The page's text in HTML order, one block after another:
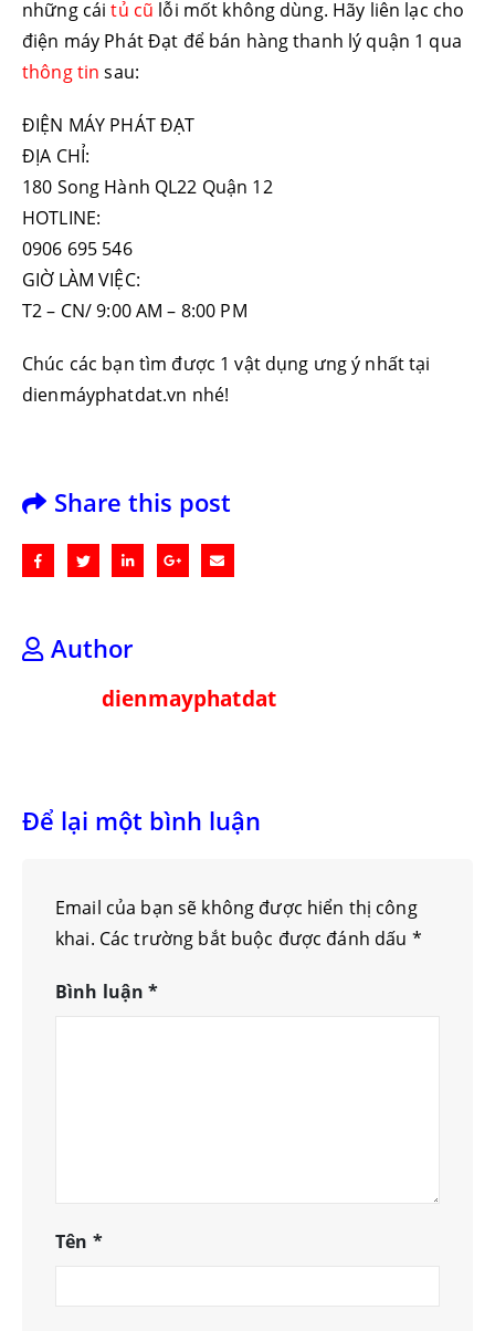
những cáitủ cũ lỗi mốt không dùng. Hãy liên lạc cho
điện máy Phát Đạt để bán hàng thanh lý quận 1 qua
thông tin sau:
ĐIỆN MÁY PHÁT ĐẠT
ĐỊA CHỈ:
180 Song Hành QL22 Quận 12
HOTLINE:
0906 695 546
GIỜ LÀM VIỆC:
T2 – CN/ 9:00 AM – 8:00 PM
Chúc các bạn tìm được 1 vật dụng ưng ý nhất tại
dienmáyphatdat.vn nhé!
Share this post
Author
dienmayphatdat
Để lại một bình luận
Email của bạn sẽ không được hiển thị công
khai. Các trường bắt buộc được đánh dấu *
Bình luận*
Tên *